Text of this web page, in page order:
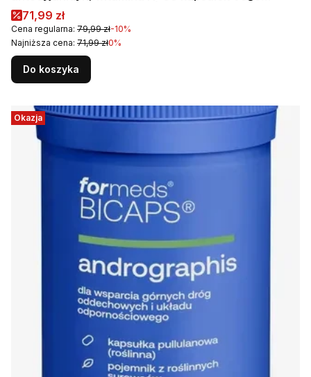
wspiera wzrok
Cena promocyjna
71,99 zł
Cena regularna: 79,99 zł-10%
Najniższa cena: 71,99 zł0%
Do koszyka
Okazja